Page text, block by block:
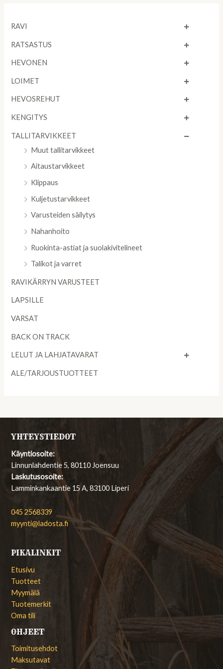
RAVI
RATSASTUS
HEVONEN
LOIMET
HEVOSREHUT
KENGITYS
TALLITARVIKKEET
Muut tallitarvikkeet
Aitaustarvikkeet
Klippaus
Kuljetustarvikkeet
Varusteiden säilytys
Nahanhoito
Ruokinta-astiat ja suolakivitelineet
Talikot ja varret
RAVIKÄRRYN VARUSTEET
LAPSILLE
VARSAT
BACK ON TRACK
LELUT JA LAHJATAVARAT
ALE/TARJOUSTUOTTEET
YHTEYSTIEDOT
Käyntiosoite:
Linnunlahdentie 5, 80110 Joensuu
Laskutusosoite:
Lamminkankaantie 15 A, 83100 Liperi
045 2568339
myynti@ladosta.fi
PIKALINKIT
Etusivu
Tuotteet
Myymälä
Tuotemerkit
Oma tili
OHJEET
Toimitusehdot
Maksutavat